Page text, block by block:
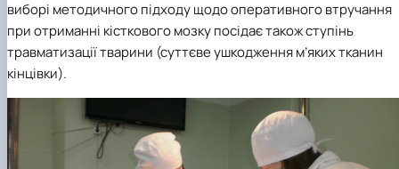
виборі методичного підходу щодо оперативного втручання
при отриманні кісткового мозку посідає також ступінь
травматизації тварини (суттєве ушкодження м’яких тканин
кінцівки).